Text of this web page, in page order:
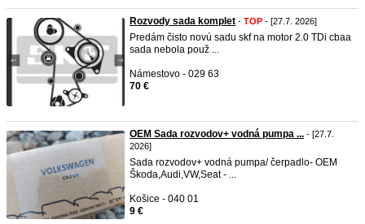
Rozvody sada komplet - TOP - [27.7. 2026]
Predám čisto novú sadu skf na motor 2.0 TDi cbaa
sada nebola použ ...
Námestovo - 029 63
70 €
OEM Sada rozvodov+ vodná pumpa ... - [27.7.
2026]
Sada rozvodov+ vodná pumpa/ čerpadlo- OEM
Škoda,Audi,VW,Seat - ...
Košice - 040 01
9 €